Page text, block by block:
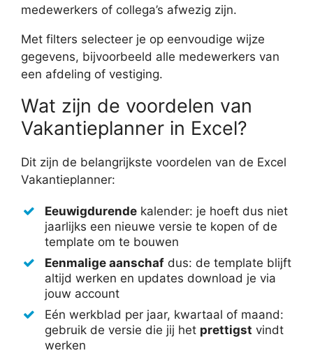
medewerkers of collega’s afwezig zijn.
Met filters selecteer je op eenvoudige wijze
gegevens, bijvoorbeeld alle medewerkers van
een afdeling of vestiging.
Wat zijn de voordelen van
Vakantieplanner in Excel?
Dit zijn de belangrijkste voordelen van de Excel
Vakantieplanner:
Eeuwigdurende kalender: je hoeft dus niet
jaarlijks een nieuwe versie te kopen of de
template om te bouwen
Eenmalige aanschaf dus: de template blijft
altijd werken en updates download je via
jouw account
Eén werkblad per jaar, kwartaal of maand:
gebruik de versie die jij het prettigst vindt
werken